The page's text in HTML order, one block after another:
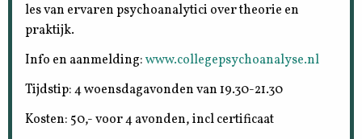
les van ervaren psychoanalytici over theorie en
praktijk.
Info en aanmelding:www.collegepsychoanalyse.nl
Tijdstip: 4 woensdagavonden van 19.30-21.30
Kosten: 50,- voor 4 avonden, incl certificaat